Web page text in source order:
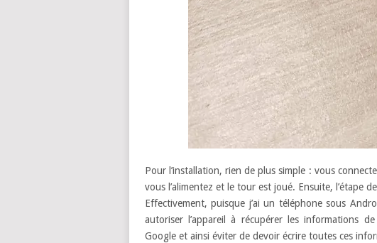
Pour l’installation, rien de plus simple : vous
vous l’alimentez et le tour est joué. Ensuite, l’étape
Effectivement, puisque j’ai un téléphone sous
autoriser l’appareil à récupérer les informations
Google et ainsi éviter de devoir écrire toutes ces